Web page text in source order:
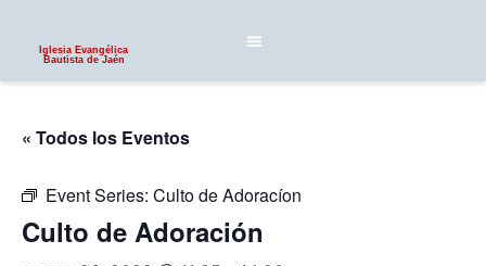
Iglesia Evangélica
Bautista de Jaén
« Todos los Eventos
Event Series: Culto de Adoracíon
Culto de Adoración